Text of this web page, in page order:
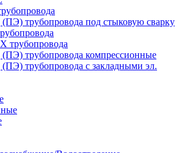
трубопровода под стыковую сварку
трубопровода
трубопровода компрессионные
трубопровода с закладными эл.